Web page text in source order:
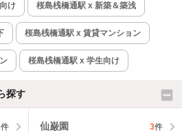
け 桜島桟橋通駅 x 新築＆築浅
桜島桟橋通駅 x 賃貸マンション
桜島桟橋通駅 x 学生向け
探す
件 仙巌園 3件